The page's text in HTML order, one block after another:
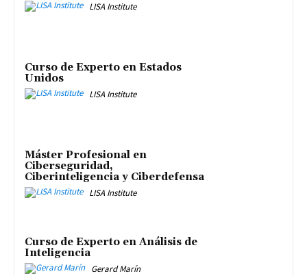
LISA Institute
Curso de Experto en Estados
Unidos
LISA Institute
Máster Profesional en
Ciberseguridad,
Ciberinteligencia y Ciberdefensa
LISA Institute
Curso de Experto en Análisis de
Inteligencia
Gerard Marín